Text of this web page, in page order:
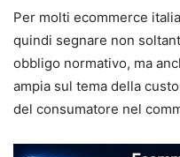
Per molti ecommerce
quindi segnare non
obbligo normativo, ma
ampia sul tema della
del consumatore nel